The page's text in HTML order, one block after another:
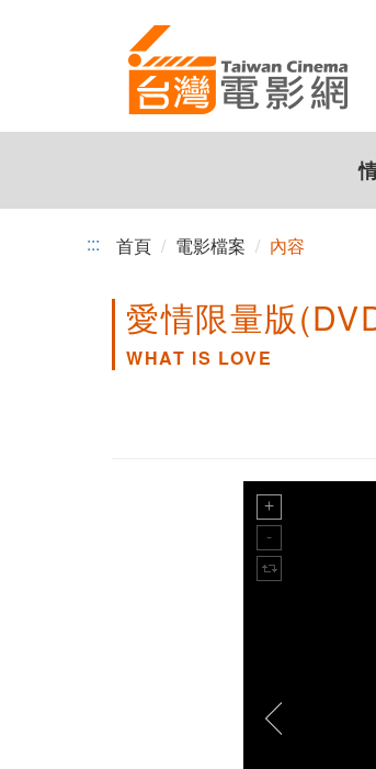
::: 首頁 電影檔案 內容
愛情限量版
WHAT IS LOVE